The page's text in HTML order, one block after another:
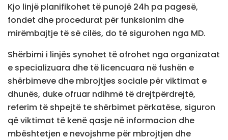
Kjo linjë planifikohet të punojë 24h pa pagesë,
fondet dhe procedurat për funksionim dhe
mirëmbajtje të së cilës, do të sigurohen nga MD.
Shërbimi i linjës synohet të ofrohet nga organizatat
e specializuara dhe të licencuara në fushën e
shërbimeve dhe mbrojtjes sociale për viktimat e
dhunës, duke ofruar ndihmë të drejtpërdrejtë,
referim të shpejtë te shërbimet përkatëse, siguron
që viktimat të kenë qasje në informacion dhe
mbështetjen e nevojshme për mbrojtjen dhe